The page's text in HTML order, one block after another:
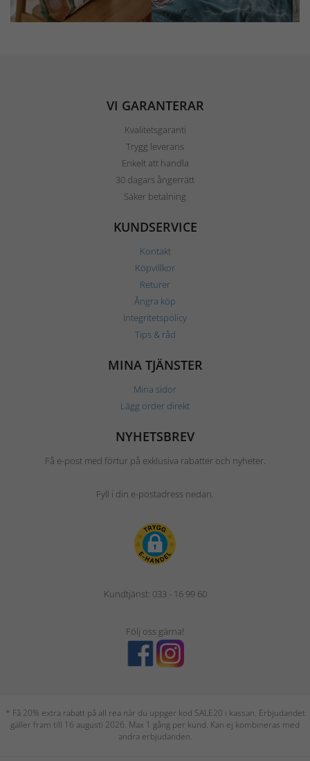
VI GARANTERAR
Kvalitetsgaranti
Trygg leverans
Enkelt att handla
30 dagars ångerrätt
Säker betalning
KUNDSERVICE
Kontakt
Köpvillkor
Returer
Ångra köp
Integritetspolicy
Tips & råd
MINA TJÄNSTER
Mina sidor
Lägg order direkt
NYHETSBREV
Få e-post med förtur på exklusiva rabatter och nyheter.
Fyll i din e-postadress nedan.
Kundtjänst: 033 - 16 99 60
Följ oss gärna!
* Få 20% extra rabatt på all rea när du uppger kod SALE20 i kassan. Erbjudandet
gäller fram till 16 augusti 2026. Max 1 gång per kund. Kan ej kombineras med
andra erbjudanden.